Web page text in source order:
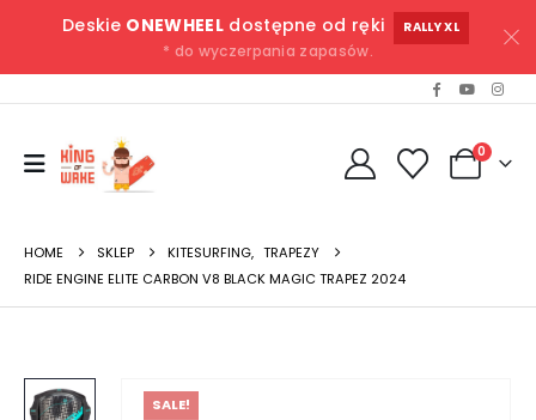
Deskie ONEWHEELdostępne od ręki RALLY XL
* do wyczerpania zapasów.
0
HOME SKLEP KITESURFING, TRAPEZY
RIDE ENGINE ELITE CARBON V8 BLACK MAGIC TRAPEZ 2024
SALE!